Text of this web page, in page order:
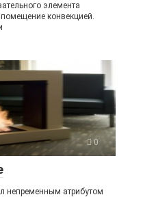
элемента
конвекцией.
0
непременным атрибутом